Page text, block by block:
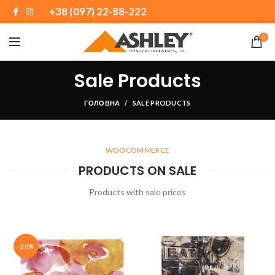
+38 (097) 22-88-222
0
Sale Products
ГОЛОВНА SALE PRODUCTS
WOOCOMMERCE
PRODUCTS ON SALE
Products with sale prices
-20%